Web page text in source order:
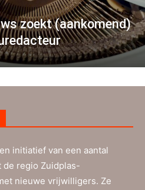
zoekt (aankomend)
initiatief van een aantal
de regio Zuidplas-
nieuwe vrijwilligers. Ze